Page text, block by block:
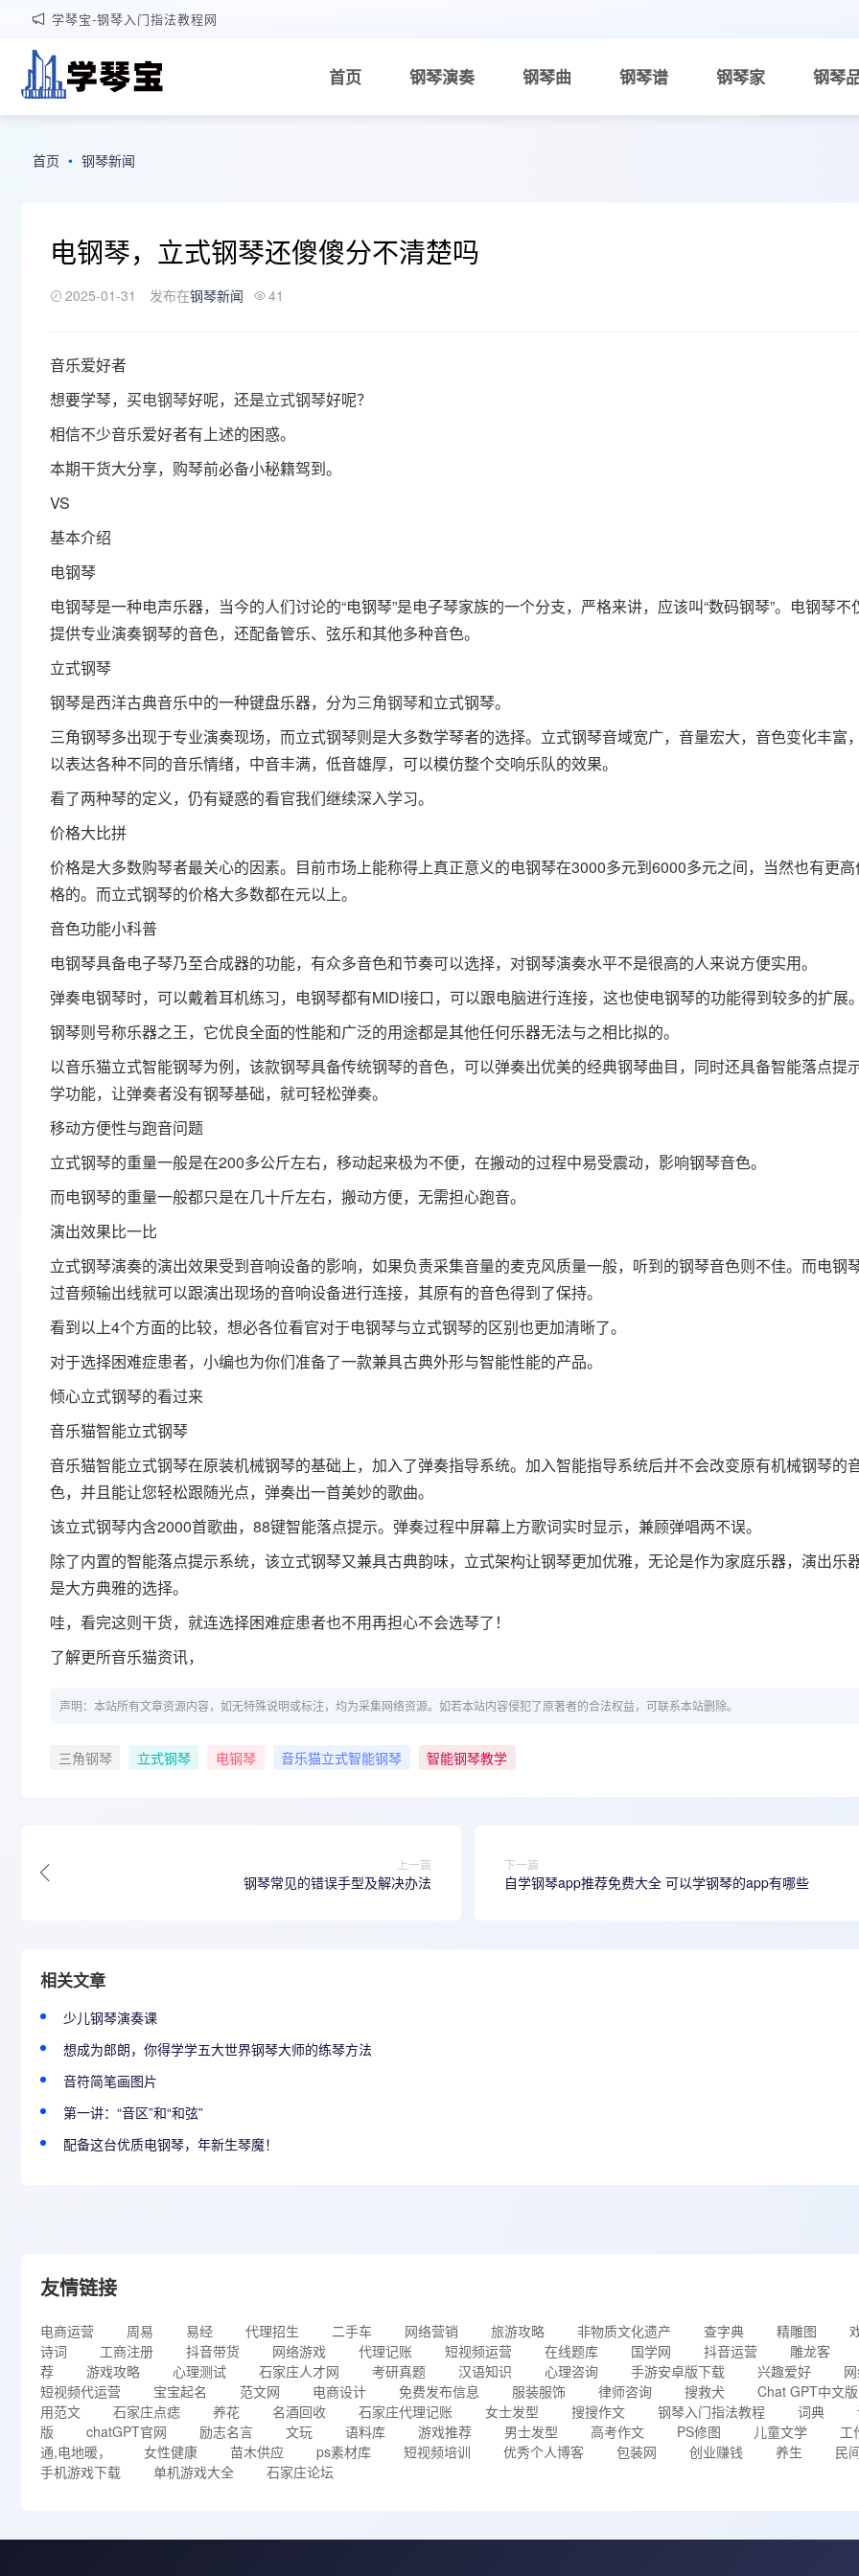
学琴宝-钢琴入门指法教程网
首页 钢琴演奏 钢琴曲 钢琴谱 钢琴家 钢琴
首页 • 钢琴新闻
电钢琴，立式钢琴还傻傻分不清楚吗
2025-01-31 发布在钢琴新闻 41
音乐爱好者
想要学琴，买电钢琴好呢，还是立式钢琴好呢？
相信不少音乐爱好者有上述的困惑。
本期干货大分享，购琴前必备小秘籍驾到。
VS
基本介绍
电钢琴
电钢琴是一种电声乐器，当今的人们讨论的“电钢琴”是电子琴家族的一个分支，严格来讲，应该叫“数码钢琴”。电钢琴不
提供专业演奏钢琴的音色，还配备管乐、弦乐和其他多种音色。
立式钢琴
钢琴是西洋古典音乐中的一种键盘乐器，分为三角钢琴和立式钢琴。
三角钢琴多出现于专业演奏现场，而立式钢琴则是大多数学琴者的选择。立式钢琴音域宽广，音量宏大，音色变化丰富
以表达各种不同的音乐情绪，中音丰满，低音雄厚，可以模仿整个交响乐队的效果。
看了两种琴的定义，仍有疑惑的看官我们继续深入学习。
价格大比拼
价格是大多数购琴者最关心的因素。目前市场上能称得上真正意义的电钢琴在3000多元到6000多元之间，当然也有更高
格的。而立式钢琴的价格大多数都在元以上。
音色功能小科普
电钢琴具备电子琴乃至合成器的功能，有众多音色和节奏可以选择，对钢琴演奏水平不是很高的人来说方便实用。
弹奏电钢琴时，可以戴着耳机练习，电钢琴都有MIDI接口，可以跟电脑进行连接，这也使电钢琴的功能得到较多的扩展
钢琴则号称乐器之王，它优良全面的性能和广泛的用途都是其他任何乐器无法与之相比拟的。
以音乐猫立式智能钢琴为例，该款钢琴具备传统钢琴的音色，可以弹奏出优美的经典钢琴曲目，同时还具备智能落点提
学功能，让弹奏者没有钢琴基础，就可轻松弹奏。
移动方便性与跑音问题
立式钢琴的重量一般是在200多公斤左右，移动起来极为不便，在搬动的过程中易受震动，影响钢琴音色。
而电钢琴的重量一般都只是在几十斤左右，搬动方便，无需担心跑音。
演出效果比一比
立式钢琴演奏的演出效果受到音响设备的影响，如果负责采集音量的麦克风质量一般，听到的钢琴音色则不佳。而电钢
过音频输出线就可以跟演出现场的音响设备进行连接，其原有的音色得到了保持。
看到以上4个方面的比较，想必各位看官对于电钢琴与立式钢琴的区别也更加清晰了。
对于选择困难症患者，小编也为你们准备了一款兼具古典外形与智能性能的产品。
倾心立式钢琴的看过来
音乐猫智能立式钢琴
音乐猫智能立式钢琴在原装机械钢琴的基础上，加入了弹奏指导系统。加入智能指导系统后并不会改变原有机械钢琴的
色，并且能让您轻松跟随光点，弹奏出一首美妙的歌曲。
该立式钢琴内含2000首歌曲，88键智能落点提示。弹奏过程中屏幕上方歌词实时显示，兼顾弹唱两不误。
除了内置的智能落点提示系统，该立式钢琴又兼具古典韵味，立式架构让钢琴更加优雅，无论是作为家庭乐器，演出乐
是大方典雅的选择。
哇，看完这则干货，就连选择困难症患者也不用再担心不会选琴了！
了解更所音乐猫资讯，
声明：本站所有文章资源内容，如无特殊说明或标注，均为采集网络资源。如若本站内容侵犯了原著者的合法权益，可联系本站删除。
三角钢琴 立式钢琴 电钢琴 音乐猫立式智能钢琴 智能钢琴教学
上一篇
钢琴常见的错误手型及解决办法
下一篇
自学钢琴app推荐免费大全 可以学钢琴的app有哪些
相关文章
少儿钢琴演奏课
​想成为郎朗，你得学学五大世界钢琴大师的练琴方法
音符简笔画图片
第一讲：“音区”和“和弦”
配备这台优质电钢琴，年新生琴魔！
友情链接
电商运营 周易 易经 代理招生 二手车 网络营销 旅游攻略 非物质文化遗产 查字典 精雕图
诗词
工商注册 抖音带货 网络游戏 代理记账 短视频运营 在线题库 国学网 抖音运营
雕龙客
荐
游戏攻略 心理测试 石家庄人才网 考研真题 汉语知识 心理咨询 手游安卓版下载 兴趣爱好
短视频代运营
宝宝起名 范文网 电商设计 免费发布信息 服装服饰 律师咨询 搜救犬
Chat GPT中文版
用范文
石家庄点痣 养花 名酒回收 石家庄代理记账 女士发型 搜搜作文 钢琴入门指法教程 词典
版
chatGPT官网 励志名言 文玩 语料库 游戏推荐 男士发型 高考作文 PS修图 儿童文学
工
通,电地暖，
女性健康 苗木供应 ps素材库 短视频培训 优秀个人博客 包装网 创业赚钱 养生
民
手机游戏下载
单机游戏大全 石家庄论坛